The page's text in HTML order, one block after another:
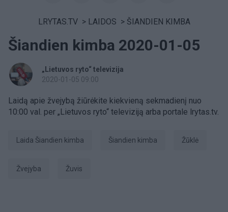
LRYTAS.TV > LAIDOS > ŠIANDIEN KIMBA
Šiandien kimba 2020-01-05
„Lietuvos ryto“ televizija
2020-01-05 09:00
Laidą apie žvejybą žiūrėkite kiekvieną sekmadienį nuo
10:00 val. per „Lietuvos ryto“ televiziją arba portale lrytas.tv.
laida Šiandien kimba šiandien kimba Žūklė
Žvejyba žuvis